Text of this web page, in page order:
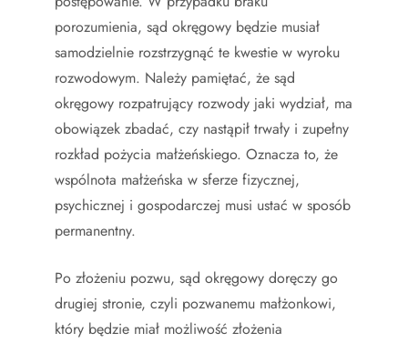
porozumienia, sąd okręgowy będzie musiał
samodzielnie rozstrzygnąć te kwestie w wyroku
rozwodowym. Należy pamiętać, że sąd
okręgowy rozpatrujący rozwody jaki wydział, ma
obowiązek zbadać, czy nastąpił trwały i zupełny
rozkład pożycia małżeńskiego. Oznacza to, że
wspólnota małżeńska w sferze fizycznej,
psychicznej i gospodarczej musi ustać w sposób
permanentny.
Po złożeniu pozwu, sąd okręgowy doręczy go
drugiej stronie, czyli pozwanemu małżonkowi,
który będzie miał możliwość złożenia